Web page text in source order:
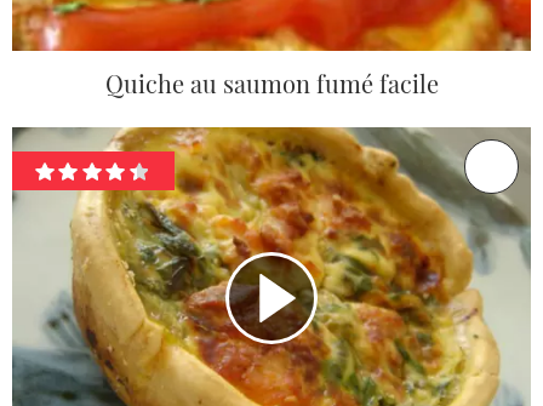
Quiche au saumon fumé facile